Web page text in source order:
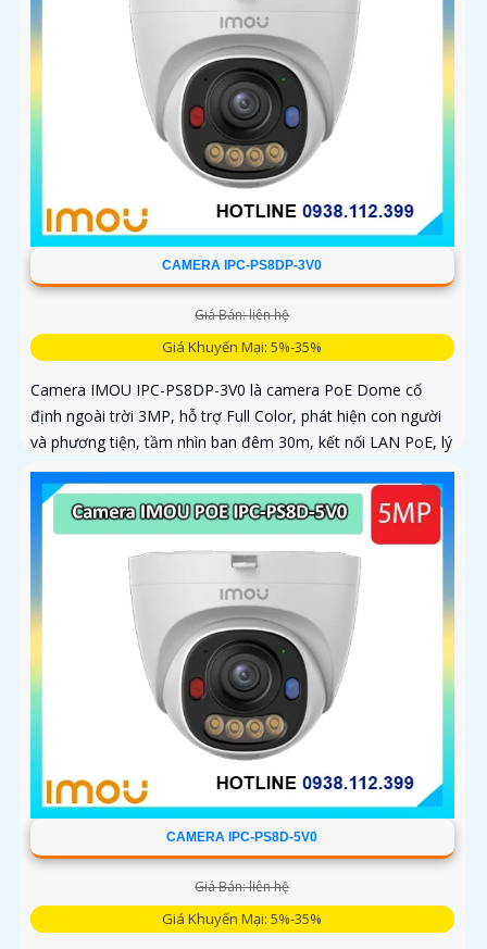
CAMERA IPC-PS8DP-3V0
Giá Bán: liên hệ
Giá Khuyến Mại: 5%-35%
Camera IMOU IPC-PS8DP-3V0 là camera PoE Dome cố
định ngoài trời 3MP, hỗ trợ Full Color, phát hiện con người
và phương tiện, tầm nhìn ban đêm 30m, kết nối LAN PoE, lý
tưởng cho giám sát an ninh
CAMERA IPC-PS8D-5V0
Giá Bán: liên hệ
Giá Khuyến Mại: 5%-35%